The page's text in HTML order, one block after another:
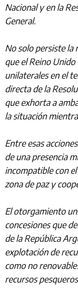
Nacional y en la
General.
No solo persiste la
que el Reino
unilaterales en el
directa de la
que exhorta a
la situación
Entre esas
de una presencia
incompatible con
zona de paz y
El otorgamiento
concesiones que
de la República
explotación de
como no
recursos